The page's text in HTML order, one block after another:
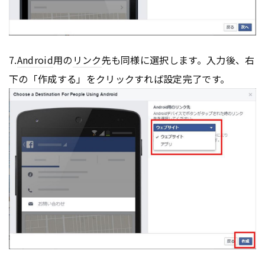
7.Android用の リンク先も同様に選択します。入力後、右
下の「作成する」をクリックすれば設定完了です。